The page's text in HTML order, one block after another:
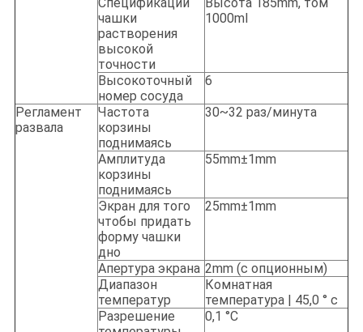
Спецификации
чашки
растворения
высокой
точности
Высота 185mm, том
1000ml
Высокоточный
номер сосуда
6
Регламент
развала
Частота
корзины
поднимаясь
30~32 раз/минута
Амплитуда
корзины
поднимаясь
55mm±1mm
Экран для того
чтобы придать
форму чашки
дно
25mm±1mm
Апертура экрана 2mm (с опционным)
Диапазон
температур
Комнатная
температура | 45,0 ° c
Разрешение
0,1 °C